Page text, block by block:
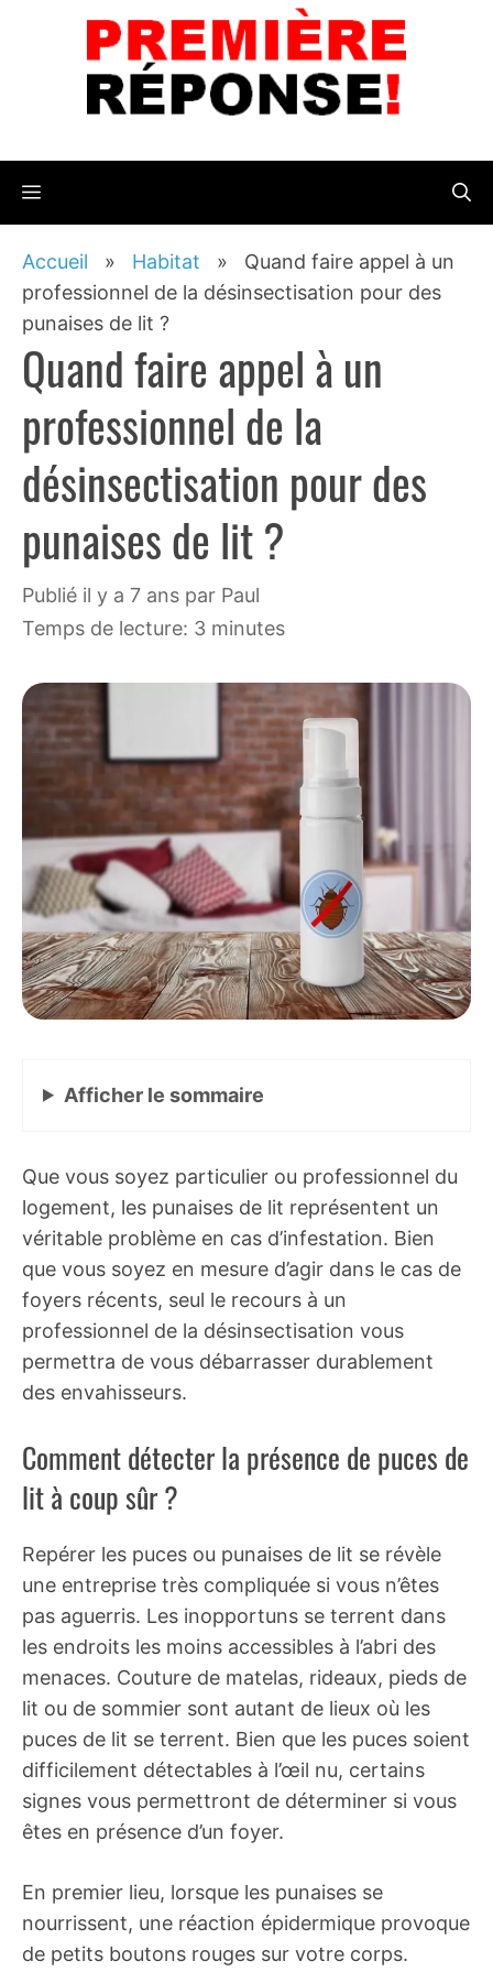
Menu
Accueil » Habitat » Quand faire appel à un
professionnel de la désinsectisation pour des
punaises de lit ?
Quand faire appel à un
professionnel de la
désinsectisation pour des
punaises de lit ?
publié il y a 7 ans par Paul
Temps de lecture: 3 minutes
Afficher le sommaire
Que vous soyez particulier ou professionnel du
logement, les punaises de lit représentent un
véritable problème en cas d’infestation. Bien
que vous soyez en mesure d’agir dans le cas de
foyers récents, seul le recours à un
professionnel de la désinsectisation vous
permettra de vous débarrasser durablement
des envahisseurs.
Comment détecter la présence de puces de
lit à coup sûr ?
Repérer les puces ou punaises de lit se révèle
une entreprise très compliquée si vous n’êtes
pas aguerris. Les inopportuns se terrent dans
les endroits les moins accessibles à l’abri des
menaces. Couture de matelas, rideaux, pieds de
lit ou de sommier sont autant de lieux où les
puces de lit se terrent. Bien que les puces soient
difficilement détectables à l’œil nu, certains
signes vous permettront de déterminer si vous
êtes en présence d’un foyer.
En premier lieu, lorsque les punaises se
nourrissent, une réaction épidermique provoque
de petits boutons rouges sur votre corps.